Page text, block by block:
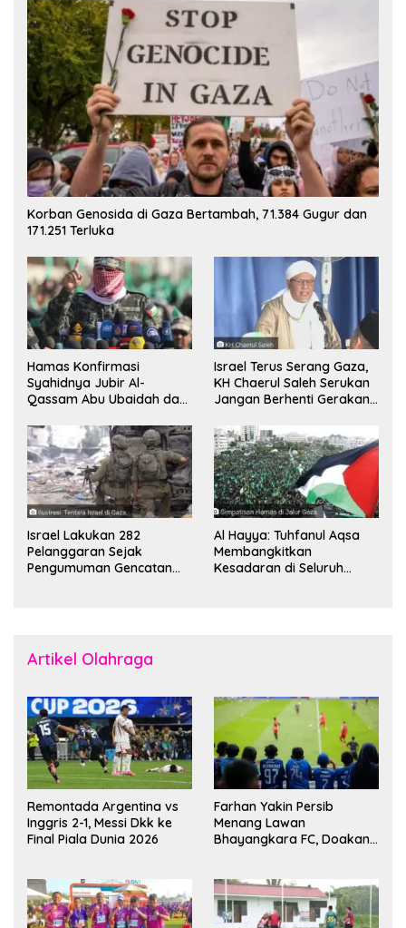
Korban Genosida di Gaza Bertambah, 71.384 Gugur dan
171.251 Terluka
Hamas Konfirmasi
Syahidnya Jubir Al-
Qassam Abu Ubaidah dan
Sinwar
Israel Terus Serang Gaza,
KH Chaerul Saleh Serukan
Jangan Berhenti Gerakan
Israel Lakukan 282
Pelanggaran Sejak
Pengumuman Gencatan
Al Hayya: Tuhfanul Aqsa
Membangkitkan
Kesadaran di Seluruh
Artikel Olahraga
Remontada Argentina vs
Inggris 2-1, Messi Dkk ke
Final Piala Dunia 2026
Farhan Yakin Persib
Menang Lawan
Bhayangkara FC, Doakan